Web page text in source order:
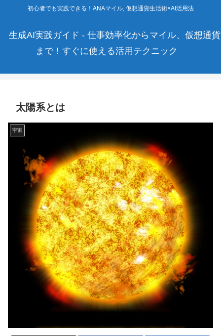
初心者でも実践できる！ANAマイル, 仮想通貨生活術×AI活用法
生成AI実践ガイド - 仕事効率化からマイル、仮想通貨
まで！すぐに使える活用テクニック
太陽系とは
宇宙